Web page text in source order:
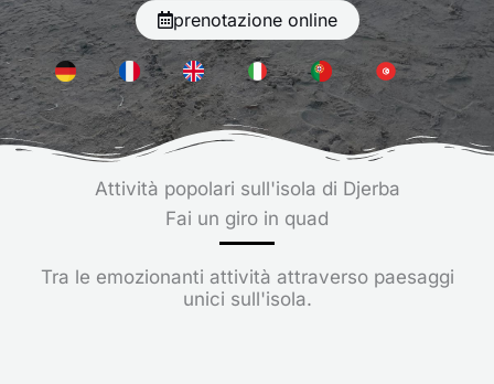
prenotazione online
Attività popolari sull'isola di Djerba
Fai un giro in quad
Tra le emozionanti attività attraverso paesaggi
unici sull'isola.